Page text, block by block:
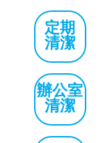
定期
清潔
辦公室
清潔